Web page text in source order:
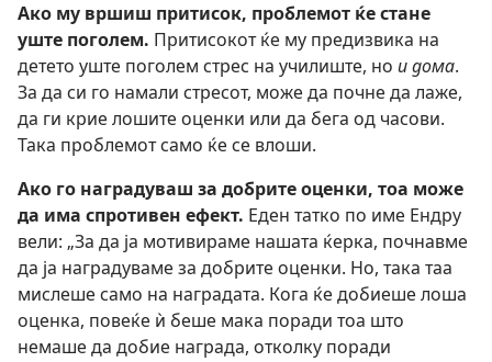
Ако му вршиш притисок, проблемот ќе стане
уште поголем. Притисокот ќе му предизвика на
детето уште поголем стрес на училиште, но и дома.
За да си го намали стресот, може да почне да лаже,
да ги крие лошите оценки или да бега од часови.
Така проблемот само ќе се влоши.
Ако го наградуваш за добрите оценки, тоа може
да има спротивен ефект. Еден татко по име Ендру
вели: „За да ја мотивираме нашата ќерка, почнавме
да ја наградуваме за добрите оценки. Но, така таа
мислеше само на наградата. Кога ќе добиеше лоша
оценка, повеќе ѝ беше мака поради тоа што
немаше да добие награда, отколку поради